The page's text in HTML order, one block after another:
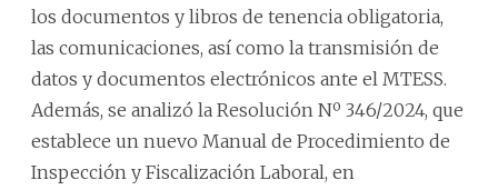
los documentos y libros de tenencia obligatoria,
las comunicaciones, así como la transmisión de
datos y documentos electrónicos ante el MTESS.
Además, se analizó la Resolución Nº 346/2024, que
establece un nuevo Manual de Procedimiento de
Inspección y Fiscalización Laboral, en